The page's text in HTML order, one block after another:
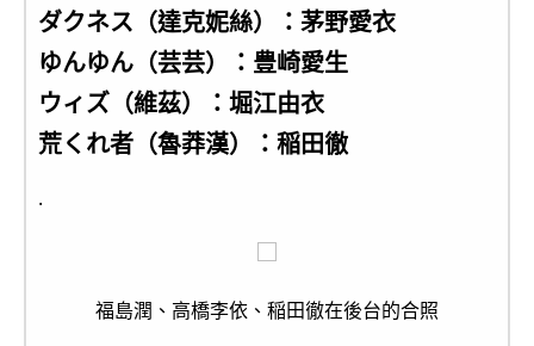
ダクネス（達克妮絲）：茅野愛衣
ゆんゆん（芸芸）：豊崎愛生
ウィズ（維茲）：堀江由衣
荒くれ者（魯莽漢）：稲田徹
.
福島潤、高橋李依、稲田徹在後台的合照